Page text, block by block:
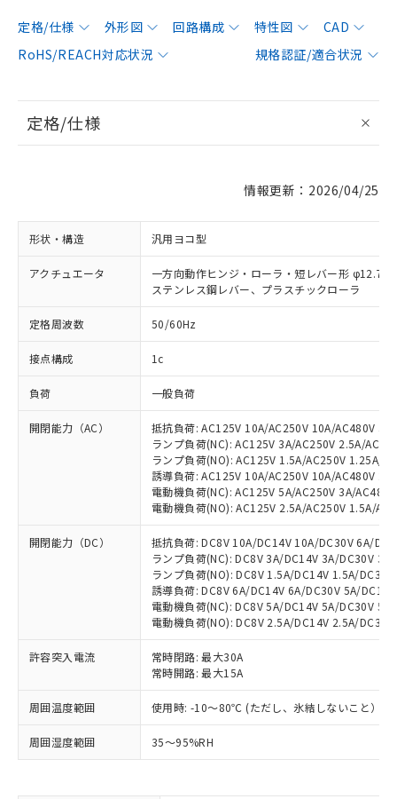
定格/仕様 外形図 回路構成 特性図
CAD
RoHS/REACH対応状況
規格認証/適合状況
定格/仕様
情報更新：2026/04/25
形状・構造 汎用ヨコ型
アクチュエータ
一方向動作ヒンジ・ローラ・短レバー形
ステンレス鋼レバー、プラスチックローラ
定格周波数 50/60Hz
接点構成 1c
負荷 一般負荷
開閉能力（AC）
抵抗負荷: AC125V 10A/AC250V 10A/AC480V 3A
ランプ負荷(NC): AC125V 3A/AC250V 2.5A/
ランプ負荷(NO): AC125V 1.5A/AC250V 1.25A/
誘導負荷: AC125V 10A/AC250V 10A/AC480V
電動機負荷(NC): AC125V 5A/AC250V 3A/
電動機負荷(NO): AC125V 2.5A/AC250V 1.5A/
開閉能力（DC）
抵抗負荷: DC8V 10A/DC14V 10A/DC30V 6A/
ランプ負荷(NC): DC8V 3A/DC14V 3A/DC30V
ランプ負荷(NO): DC8V 1.5A/DC14V 1.5A/
誘導負荷: DC8V 6A/DC14V 6A/DC30V 5A/
電動機負荷(NC): DC8V 5A/DC14V 5A/DC30V
電動機負荷(NO): DC8V 2.5A/DC14V 2.5A/
許容突入電流
常時閉路: 最大30A
常時開路: 最大15A
周囲温度範囲 使用時: -10～80℃ (ただし、氷結しないこと）
周囲湿度範囲 35～95%RH
※1 対応状況
対応済み：EU RoHS指令（10物質）の